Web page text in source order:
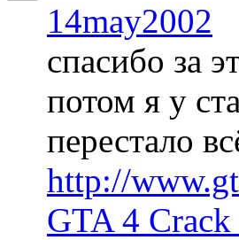
14may2002
спасибо за
потом я у
перестало
http://
GTA 4